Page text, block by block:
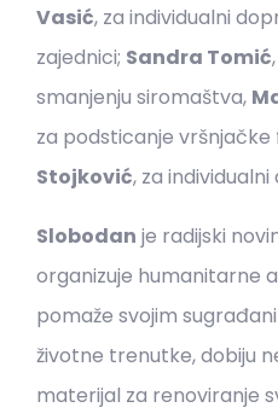
Vasić, za individualni
zajednici; Sandra Tomić
smanjenju siromaštva,
za podsticanje vršnjačke
Stojković, za
Slobodan je radijski
organizuje humanitarne
pomaže svojim
životne trenutke, dobiju
materijal za renoviranje